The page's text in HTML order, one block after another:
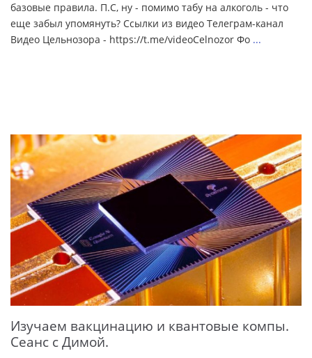
базовые правила. П.С, ну - помимо табу на алкоголь - что
еще забыл упомянуть? Ссылки из видео Телеграм-канал
Видео Цельнозора - https://t.me/videoCelnozor Фо ...
Изучаем вакцинацию и квантовые компы.
Сеанс с Димой.